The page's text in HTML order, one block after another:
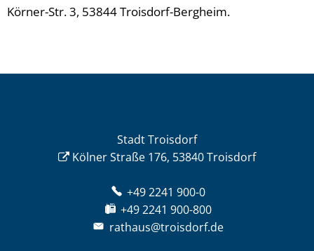
Körner-Str. 3, 53844 Troisdorf-Bergheim.
Stadt Troisdorf
Kölner Straße 176, 53840 Troisdorf
+49 2241 900-0
+49 2241 900-800
rathaus@troisdorf.de